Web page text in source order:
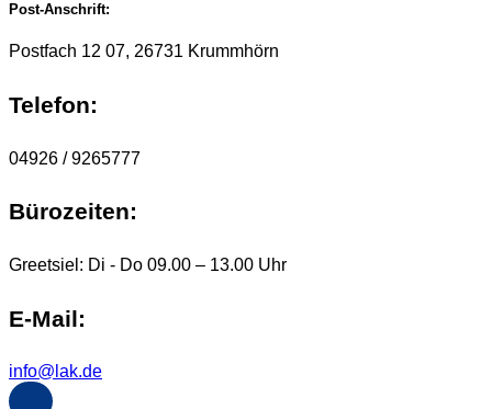
Post-Anschrift:
Postfach 12 07, 26731 Krummhörn
Telefon:
04926 / 9265777
Bürozeiten:
Greetsiel: Di - Do 09.00 – 13.00 Uhr
E-Mail:
info@lak.de